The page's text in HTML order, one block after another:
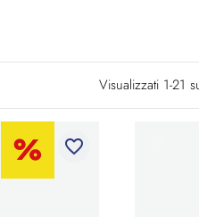
Visualizzati 1-21
favorite_border